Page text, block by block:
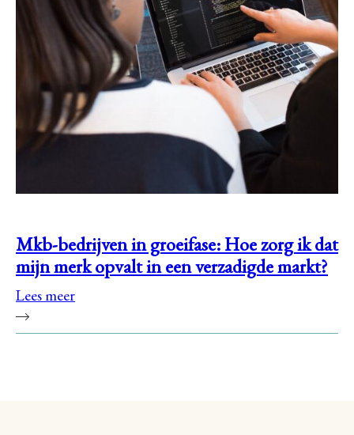
Mkb-bedrijven in groeifase: Hoe zorg ik dat
mijn merk opvalt in een verzadigde markt?
Lees meer